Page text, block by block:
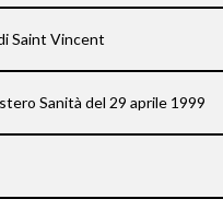
Saint Vincent
Sanità del 29 aprile 1999